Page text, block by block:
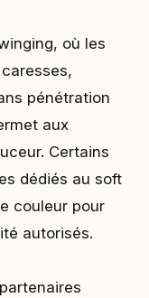
où les
pénétration
aux
Certains
dédiés au soft
couleur pour
autorisés.